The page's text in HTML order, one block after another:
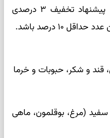
هستیم که برخی از شرکت‌ها پیشنهاد تخفیف ۳ درصدی
۱۰ درصد باشد.
قند و شکر، حبوبات و خرما
(مرغ، بوقلمون، ماهی